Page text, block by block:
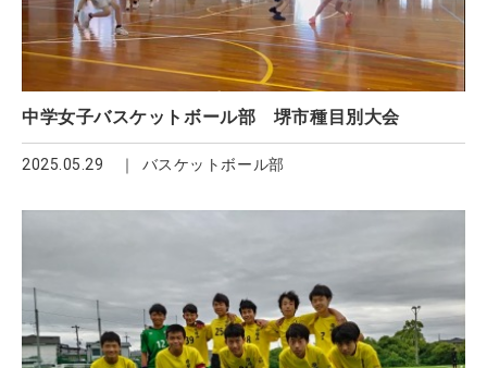
中学女子バスケットボール部 堺市種目別大会
2025.05.29 バスケットボール部